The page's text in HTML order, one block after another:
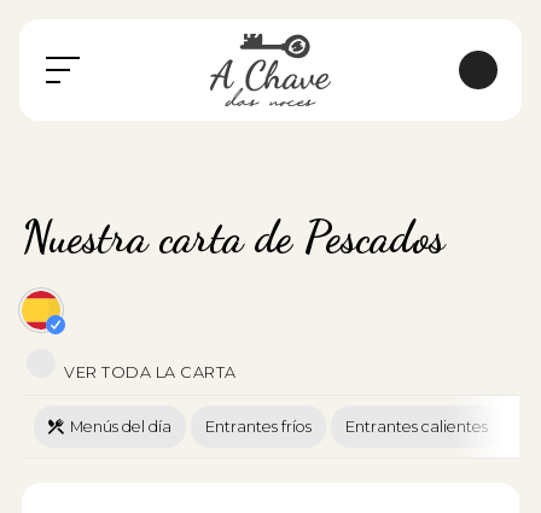
Nuestra carta de Pescados
VER TODA LA CARTA
Menús del día Entrantes fríos Entrantes calientes